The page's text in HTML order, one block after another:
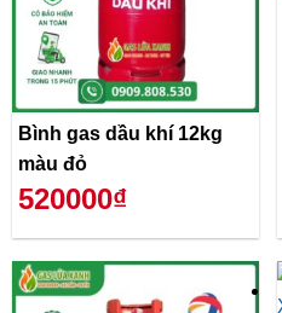
Bình gas dầu khí 12kg
màu đỏ
520000₫